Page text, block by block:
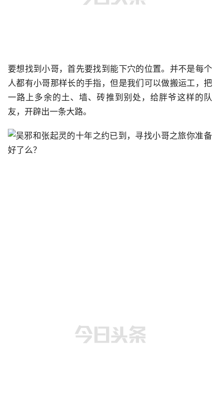
要想找到小哥，首先要找到能下穴的位置。并不是每个
人都有小哥那样长的手指，但是我们可以做搬运工，把
一路上多余的土、墙、砖推到别处，给胖爷这样的队
友，开辟出一条大路。